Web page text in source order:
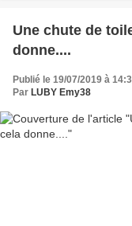
Une chute de
donne....
Publié le 19/07/2019 à
Par LUBY Emy38